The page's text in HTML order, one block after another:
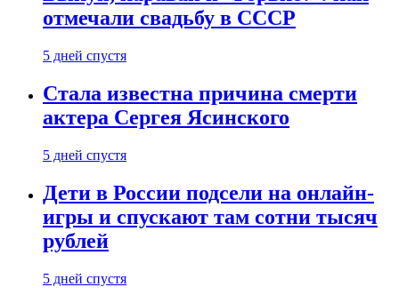
отмечали свадьбу в СССР
5 дней спустя
Стала известна причина смерти
актера Сергея Ясинского
5 дней спустя
Дети в России подсели на онлайн-
игры и спускают там сотни тысяч
рублей
5 дней спустя